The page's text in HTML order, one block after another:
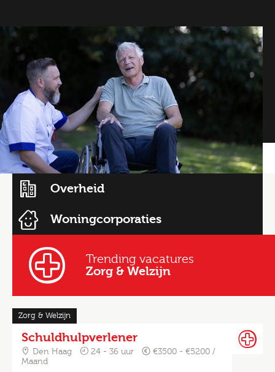
Overheid
Woningcorporaties
Trending vacatures
Zorg & Welzijn
Zorg & Welzijn
Schuldhulpverlener
Den Haag 24 - 36 uur
€3500 - €5200 /
Maand